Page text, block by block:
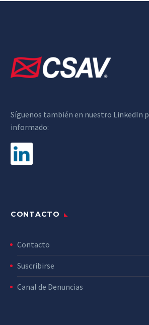
Síguenos también en nuestro LinkedIn
informado:
CONTACTO
Contacto
Suscribirse
Canal de Denuncias